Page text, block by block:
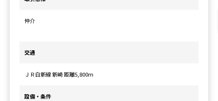
仲介
交通
ＪＲ白新線 新崎 距離5,800m
設備・条件